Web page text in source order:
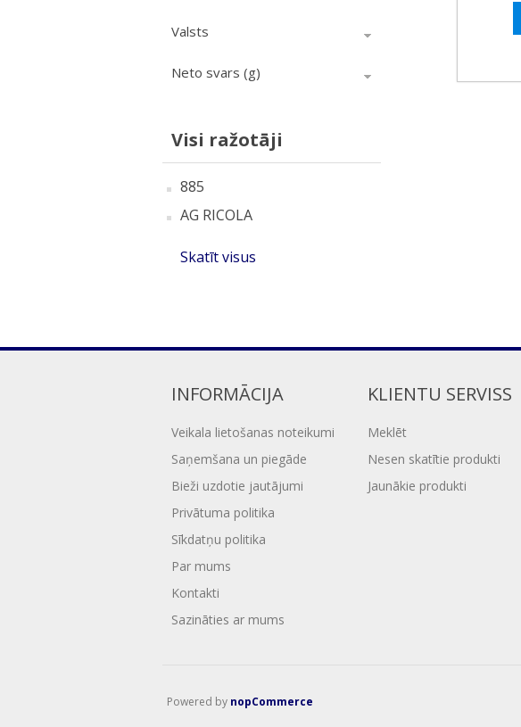
Valsts
Neto svars (g)
Visi ražotāji
885
AG RICOLA
Skatīt visus
INFORMĀCIJA
Veikala lietošanas noteikumi
Saņemšana un piegāde
Bieži uzdotie jautājumi
Privātuma politika
Sīkdatņu politika
Par mums
Kontakti
Sazināties ar mums
KLIENTU SERVISS
Meklēt
Nesen skatītie produkti
Jaunākie produkti
Powered by nopCommerce